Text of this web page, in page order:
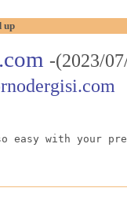
up
-(2023/
easy with your